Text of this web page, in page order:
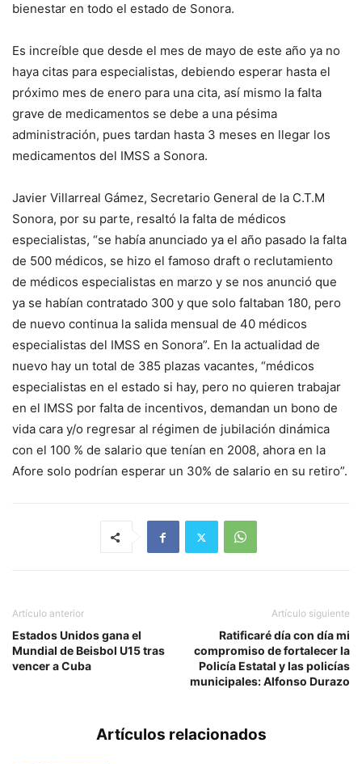
bienestar en todo el estado de Sonora.
Es increíble que desde el mes de mayo de este año ya no
haya citas para especialistas, debiendo esperar hasta el
próximo mes de enero para una cita, así mismo la falta
grave de medicamentos se debe a una pésima
administración, pues tardan hasta 3 meses en llegar los
medicamentos del IMSS a Sonora.
Javier Villarreal Gámez, Secretario General de la C.T.M
Sonora, por su parte, resaltó la falta de médicos
especialistas, “se había anunciado ya el año pasado la falta
de 500 médicos, se hizo el famoso draft o reclutamiento
de médicos especialistas en marzo y se nos anunció que
ya se habían contratado 300 y que solo faltaban 180, pero
de nuevo continua la salida mensual de 40 médicos
especialistas del IMSS en Sonora”. En la actualidad de
nuevo hay un total de 385 plazas vacantes, “médicos
especialistas en el estado si hay, pero no quieren trabajar
en el IMSS por falta de incentivos, demandan un bono de
vida cara y/o regresar al régimen de jubilación dinámica
con el 100 % de salario que tenían en 2008, ahora en la
Afore solo podrían esperar un 30% de salario en su retiro”.
Artículo anterior
Estados Unidos gana el
Mundial de Beisbol U15 tras
vencer a Cuba
Artículo siguiente
Ratificaré día con día mi
compromiso de fortalecer la
Policía Estatal y las policías
municipales: Alfonso Durazo
Artículos relacionados